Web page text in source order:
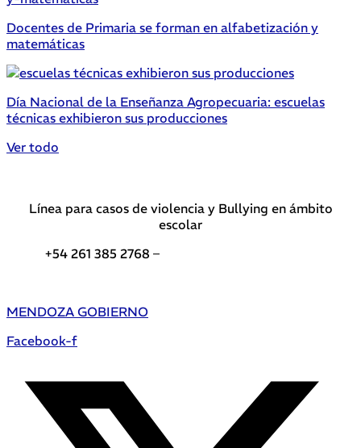
Docentes de Primaria se forman en alfabetización y
matemáticas
Día Nacional de la Enseñanza Agropecuaria: escuelas
técnicas exhibieron sus producciones
Ver todo
Línea para casos de violencia y Bullying en ámbito
escolar
+54 261 385 2768 –
MENDOZA GOBIERNO
Facebook-f